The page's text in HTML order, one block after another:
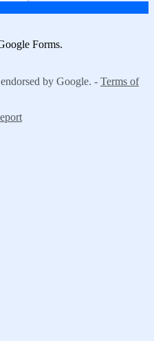
Forms.
by Google. - Terms of